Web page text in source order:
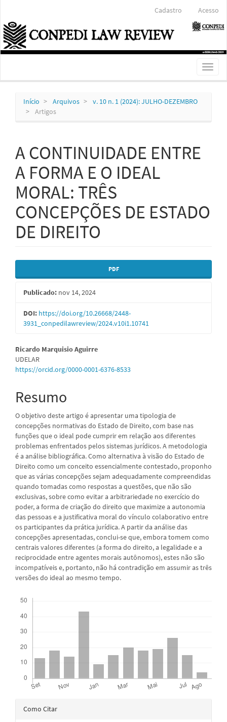
Conteúdo
principal
Barra
Lateral
Cadastro Acesso
Toggle
Início Arquivos
v. 10 n. 1 (2024): JULHO-DEZEMBRO
Artigos
A CONTINUIDADE ENTRE
A FORMA E O IDEAL
MORAL: TRÊS
CONCEPÇÕES DE ESTADO
DE DIREITO
Barra
lateral
de
artigos
PDF
Publicado: nov 14, 2024
DOI: https://doi.org/10.26668/2448-
3931_conpedilawreview/2024.v10i1.10741
Conteúdo
do
principal
Ricardo Marquisio Aguirre
UDELAR
https://orcid.org/0000-0001-6376-8533
Resumo
O objetivo deste artigo é apresentar uma tipologia de
concepções normativas do Estado de Direito, com base nas
funções que o ideal pode cumprir em relação aos diferentes
problemas enfrentados pelos sistemas jurídicos. A metodologia
é a análise bibliográfica. Como alternativa à visão do Estado de
Direito como um conceito essencialmente contestado, proponho
que as várias concepções sejam adequadamente compreendidas
quando tomadas como respostas a questões, que não são
exclusivas, sobre como evitar a arbitrariedade no exercício do
poder, a forma de criação do direito que maximize a autonomia
das pessoas e a justificativa moral do vínculo colaborativo entre
os participantes da prática jurídica. A partir da análise das
concepções apresentadas, conclui-se que, embora tomem como
centrais valores diferentes (a forma do direito, a legalidade e a
reciprocidade entre agentes morais autônomos), estes não são
incompatíveis e, portanto, não há contradição em assumir as três
versões do ideal ao mesmo tempo.
Detalhes
Como Citar